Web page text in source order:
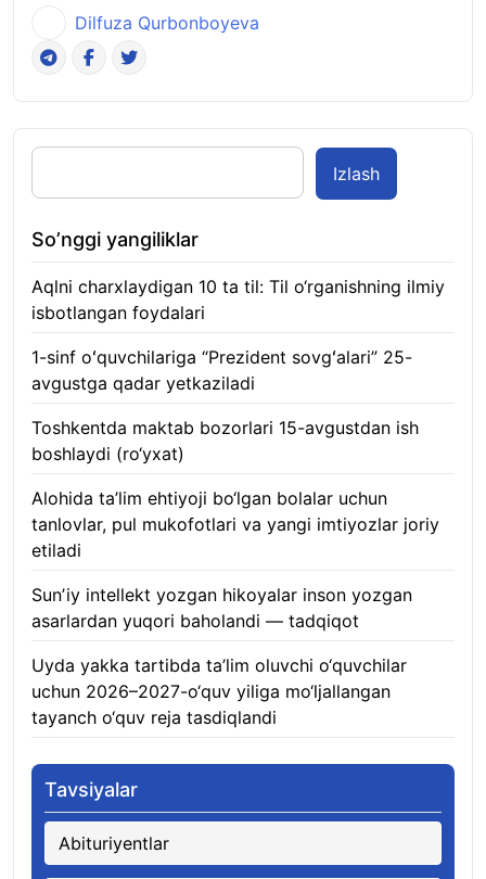
Dilfuza Qurbonboyeva
Izlash
So’nggi yangiliklar
Aqlni charxlaydigan 10 ta til: Til o‘rganishning ilmiy
isbotlangan foydalari
1-sinf oʻquvchilariga “Prezident sovgʻalari” 25-
avgustga qadar yetkaziladi
Toshkentda maktab bozorlari 15-avgustdan ish
boshlaydi (ro‘yxat)
Alohida ta’lim ehtiyoji bo‘lgan bolalar uchun
tanlovlar, pul mukofotlari va yangi imtiyozlar joriy
etiladi
Sunʼiy intellekt yozgan hikoyalar inson yozgan
asarlardan yuqori baholandi — tadqiqot
Uyda yakka tartibda ta’lim oluvchi o‘quvchilar
uchun 2026–2027-o‘quv yiliga mo‘ljallangan
tayanch o‘quv reja tasdiqlandi
Tavsiyalar
Abituriyentlar